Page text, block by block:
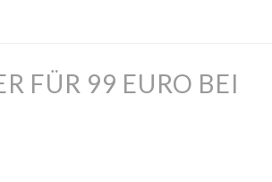
FÜR 99 EURO BEI